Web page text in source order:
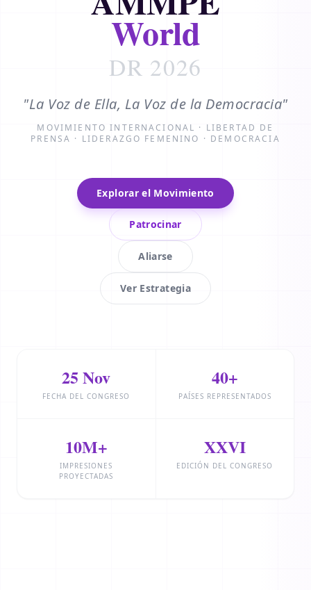
World
DR 2026
"La Voz de Ella, La Voz de la Democracia"
MOVIMIENTO INTERNACIONAL · LIBERTAD DE
PRENSA · LIDERAZGO FEMENINO · DEMOCRACIA
Explorar el Movimiento
Patrocinar
Aliarse
Ver Estrategia
25 Nov
FECHA DEL CONGRESO
40+
PAÍSES REPRESENTADOS
10M+
IMPRESIONES
PROYECTADAS
XXVI
EDICIÓN DEL CONGRESO